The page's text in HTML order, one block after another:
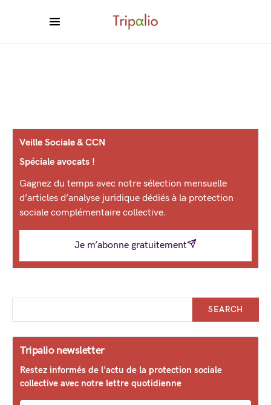
Veille Sociale & CCN
Spéciale avocats !
Gagnez du temps avec notre sélection mensuelle
d’articles d’analyse juridique dédiés à la protection
sociale complémentaire collective.
Je m’abonne gratuitement
SEARCH
Tripalio newsletter
Restez informés de l'actu de la protection sociale
collective avec notre lettre quotidienne